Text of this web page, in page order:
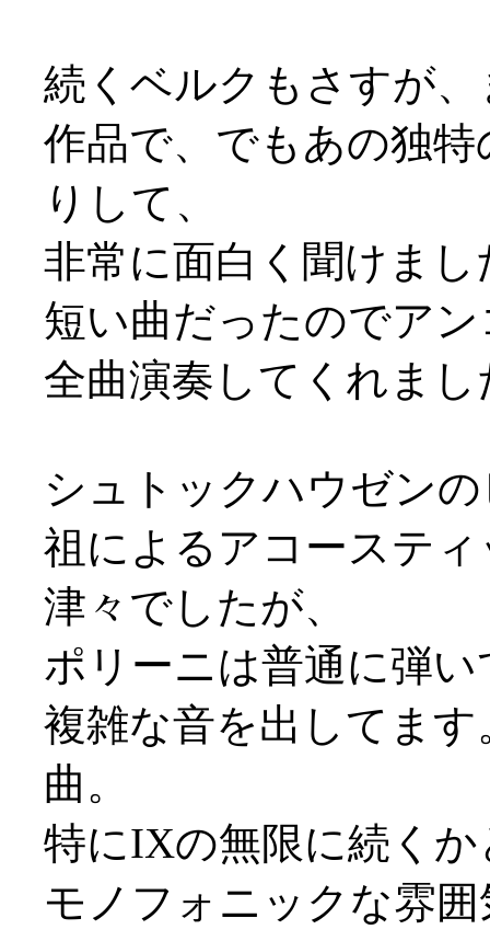
続くベルクもさすが
作品で、でもあの独
りして、
非常に面白く聞けまし
短い曲だったのでア
全曲演奏してくれまし
シュトックハウゼン
祖によるアコーステ
津々でしたが、
ポリーニは普通に弾
複雑な音を出してま
曲。
特にIXの無限に続く
モノフォニックな雰